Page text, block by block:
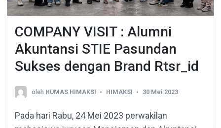
COMPANY VISIT : Alumni
Akuntansi STIE Pasundan
Sukses dengan Brand Rtsr_id
oleh HUMAS HIMAKSI HIMAKSI 30 Mei 2023
Pada hari Rabu, 24 Mei 2023 perwakilan